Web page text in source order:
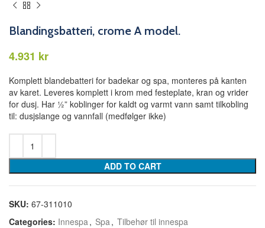
Blandingsbatteri, crome A model.
kr
Komplett blandebatteri for badekar og spa, monteres på kanten
av karet. Leveres komplett i krom med festeplate, kran og vrider
for dusj. Har ½” koblinger for kaldt og varmt vann samt tilkobling
til: dusjslange og vannfall (medfølger ikke)
ADD TO CART
SKU: 67-311010
Categories: Innespa , Spa , Tilbehør til innespa